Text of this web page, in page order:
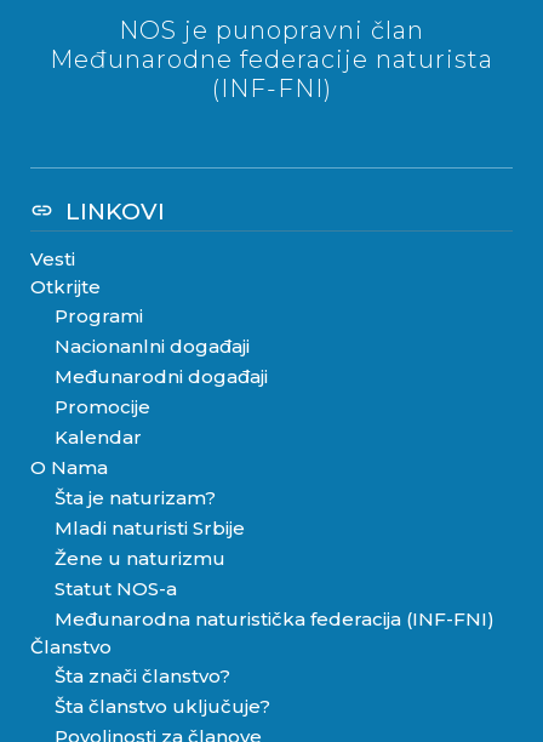
NOS je punopravni član
Međunarodne federacije naturista
(INF-FNI)
link LINKOVI
Vesti
Otkrijte
Programi
Nacionanlni događaji
Međunarodni događaji
Promocije
Kalendar
O Nama
Šta je naturizam?
Mladi naturisti Srbije
Žene u naturizmu
Statut NOS-a
Međunarodna naturistička federacija (INF-FNI)
Članstvo
Šta znači članstvo?
Šta članstvo uključuje?
Povoljnosti za članove